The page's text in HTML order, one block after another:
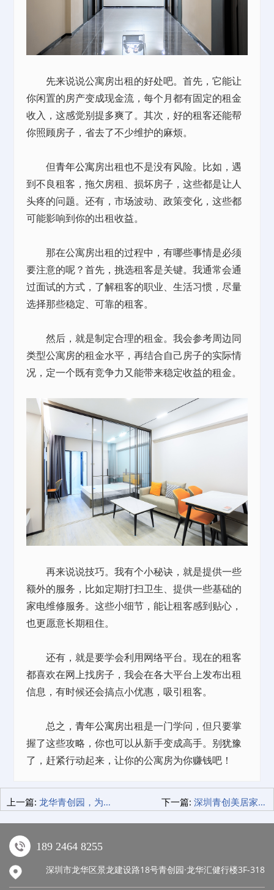
先来说说公寓房出租的好处吧。首先，它能让
你闲置的房产变成现金流，每个月都有固定的租金
收入，这感觉别提多爽了。其次，好的租客还能帮
你照顾房子，省去了不少维护的麻烦。
但青年公寓房出租也不是没有风险。比如，遇
到不良租客，拖欠房租、损坏房子，这些都是让人
头疼的问题。还有，市场波动、政策变化，这些都
可能影响到你的出租收益。
那在公寓房出租的过程中，有哪些事情是必须
要注意的呢？首先，挑选租客是关键。我通常会通
过面试的方式，了解租客的职业、生活习惯，尽量
选择那些稳定、可靠的租客。
然后，就是制定合理的租金。我会参考周边同
类型公寓房的租金水平，再结合自己房子的实际情
况，定一个既有竞争力又能带来稳定收益的租金。
再来说说技巧。我有个小秘诀，就是提供一些
额外的服务，比如定期打扫卫生、提供一些基础的
家电维修服务。这些小细节，能让租客感到贴心，
也更愿意长期租住。
还有，就是要学会利用网络平台。现在的租客
都喜欢在网上找房子，我会在各大平台上发布出租
信息，有时候还会搞点小优惠，吸引租客。
总之，青年公寓房出租是一门学问，但只要掌
握了这些攻略，你也可以从新手变成高手。别犹豫
了，赶紧行动起来，让你的公寓房为你赚钱吧！
上一篇: 龙华青创园，为何它能成为创业者的首选之地？ 下一篇: 深圳青创美居家具建材价格，原来家居购物可以这样省！
189 2464 8255
深圳市龙华区景龙建设路18号青创园·龙华汇健行楼3F-318